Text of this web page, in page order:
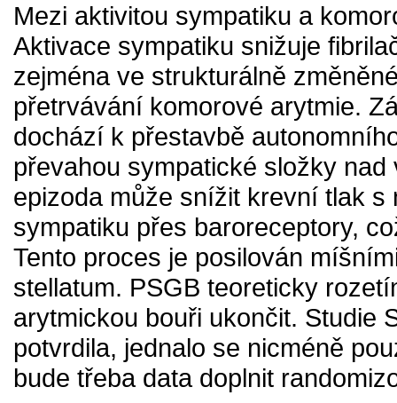
Mezi aktivitou sympatiku a
Aktivace sympatiku snižuje
zejména ve strukturálně
přetrvávání komorové arytmie.
dochází k přestavbě
převahou sympatické složky
epizoda může snížit krevní tlak
sympatiku přes baroreceptory,
Tento proces je posilován
stellatum. PSGB teoreticky
arytmickou bouři ukončit. Studie
potvrdila, jednalo se nicméně
bude třeba data doplnit